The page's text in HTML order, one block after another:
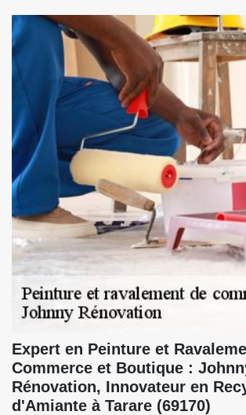
Expert en Peinture et
Commerce et Boutique :
Rénovation, Innovateur en
d'Amiante à Tarare (69170)